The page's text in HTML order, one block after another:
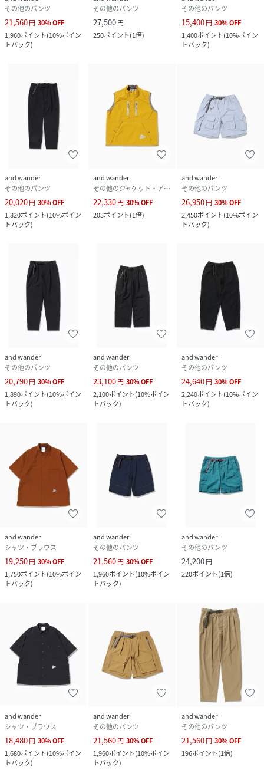
その他のパンツ
21,560円 30%OFF
1,960ポイント(10%ポイン
トバック)
その他のパンツ
27,500円
250ポイント(1倍)
その他のパンツ
15,400円 30%OFF
1,400ポイント(10%ポイン
トバック)
and wander
その他のパンツ
20,020円 30%OFF
1,820ポイント(10%ポイン
トバック)
and wander
その他のジャケット・アウター
22,330円 30%OFF
203ポイント(1倍)
and wander
その他のパンツ
26,950円 30%OFF
2,450ポイント(10%ポイン
トバック)
and wander
その他のパンツ
20,790円 30%OFF
1,890ポイント(10%ポイン
トバック)
and wander
その他のパンツ
23,100円 30%OFF
2,100ポイント(10%ポイン
トバック)
and wander
その他のパンツ
24,640円 30%OFF
2,240ポイント(10%ポイン
トバック)
and wander
シャツ・ブラウス
19,250円 30%OFF
1,750ポイント(10%ポイン
トバック)
and wander
その他のパンツ
21,560円 30%OFF
1,960ポイント(10%ポイン
トバック)
and wander
その他のパンツ
24,200円
220ポイント(1倍)
and wander
シャツ・ブラウス
18,480円 30%OFF
1,680ポイント(10%ポイン
トバック)
and wander
その他のパンツ
21,560円 30%OFF
1,960ポイント(10%ポイン
トバック)
and wander
その他のパンツ
21,560円 30%OFF
196ポイント(1倍)